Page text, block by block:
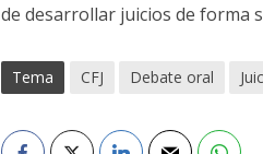
de desarrollar juicios de forma
Tema CFJ Debate oral